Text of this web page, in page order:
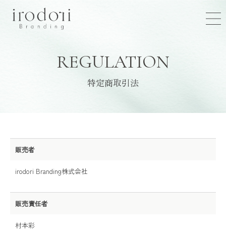
REGULATION
特定商取引法
販売者
irodori Branding株式会社
販売責任者
村本彩